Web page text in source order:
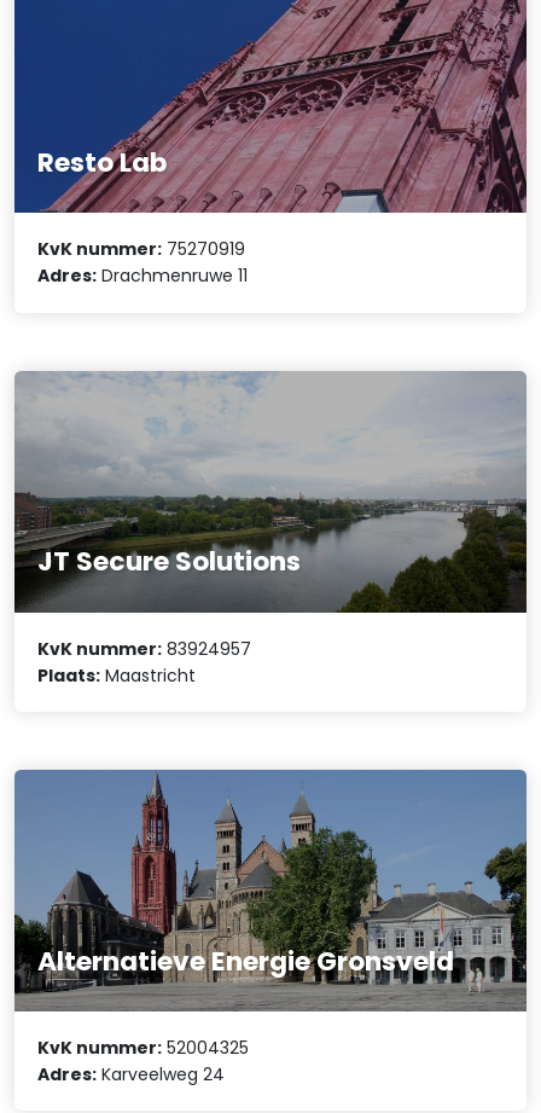
Resto Lab
KvK nummer: 75270919
Adres: Drachmenruwe 11
JT Secure Solutions
KvK nummer: 83924957
Plaats: Maastricht
Alternatieve Energie Gronsveld
KvK nummer: 52004325
Adres: Karveelweg 24